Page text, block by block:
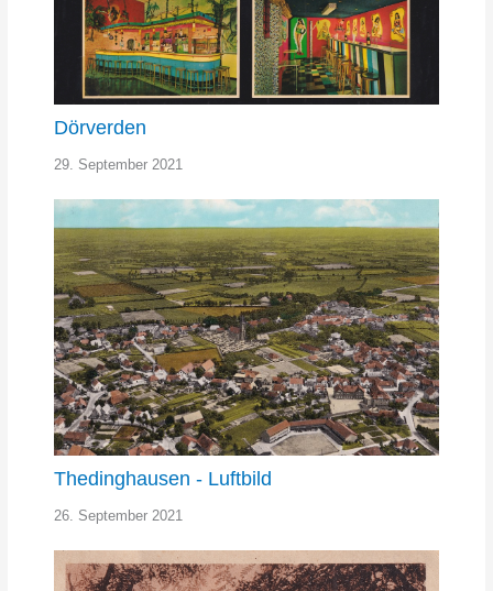
Dörverden
29. September 2021
Thedinghausen - Luftbild
26. September 2021